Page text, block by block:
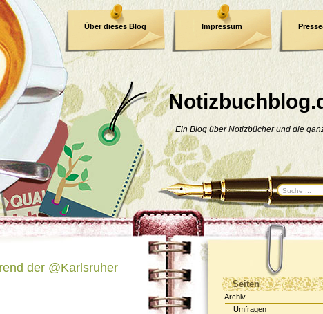
Ein Blog über Notizbücher und die
Über dieses Blog Impressum
Datenschutzerklärung
der @Karlsruher
Seiten
Archiv
Umfragen